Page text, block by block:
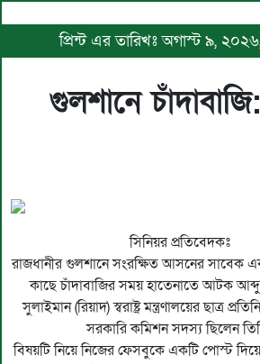
প্রিন্ট এর তারিখঃ অগাস্ট ৯,
গুলশানে চাঁদাবাজি:
সিনিয়র প্রতিবেদকঃ
রাজধানীর গুলশানে সংরক্ষিত আসনের সাবেক
কাছে চাঁদাবাজির সময় হাতেনাতে আটক
সুলাইমান (রিয়াদ) স্বরাষ্ট্র মন্ত্রণালয়ের ছাত্র
সরকারি কমিশন সদস্য ছিলেন
বিষয়টি নিয়ে নিজের ফেসবুকে একটি পোস্ট